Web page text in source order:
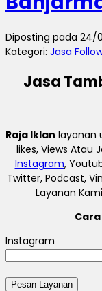
Diposting pada 24/
Kategori: Jasa
Jasa
Raja Iklan layanan
likes, Views Atau
Instagram,
Twitter, Podcast,
Layanan
Instagram